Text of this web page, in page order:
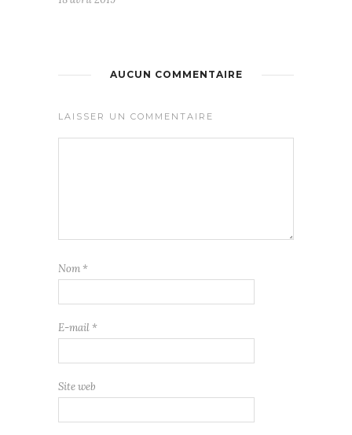
AUCUN COMMENTAIRE
LAISSER UN COMMENTAIRE
Nom *
E-mail *
Site web